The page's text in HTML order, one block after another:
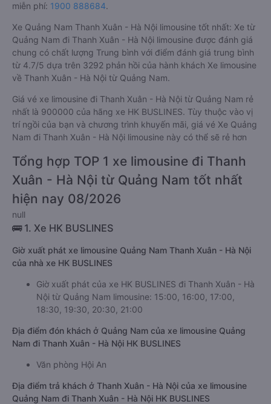
miễn phí: 1900 888684.
Xe Quảng Nam Thanh Xuân - Hà Nội limousine tốt nhất: Xe từ
Quảng Nam đi Thanh Xuân - Hà Nội limousine được đánh giá
chung có chất lượng Trung bình với điểm đánh giá trung bình
từ 4.7/5 dựa trên 3292 phản hồi của hành khách Xe limousine
về Thanh Xuân - Hà Nội từ Quảng Nam.
Giá vé xe limousine đi Thanh Xuân - Hà Nội từ Quảng Nam rẻ
nhất là 900000 của hãng xe HK BUSLINES. Tùy thuộc vào vị
trí ngồi của bạn và chương trình khuyến mãi, giá vé Xe Quảng
Nam đi Thanh Xuân - Hà Nội limousine này có thể sẽ rẻ hơn
Tổng hợp TOP 1 xe limousine đi Thanh
Xuân - Hà Nội từ Quảng Nam tốt nhất
hiện nay 08/2026
null
🚌 1. Xe HK BUSLINES
Giờ xuất phát xe limousine Quảng Nam Thanh Xuân - Hà Nội
của nhà xe HK BUSLINES
Giờ xuất phát của xe HK BUSLINES đi Thanh Xuân - Hà
Nội từ Quảng Nam limousine: 15:00, 16:00, 17:00,
18:30, 19:30, 20:30, 21:00
Địa điểm đón khách ở Quảng Nam của xe limousine Quảng
Nam đi Thanh Xuân - Hà Nội HK BUSLINES
Văn phòng Hội An
Địa điểm trả khách ở Thanh Xuân - Hà Nội của xe limousine
Quảng Nam đi Thanh Xuân - Hà Nội HK BUSLINES